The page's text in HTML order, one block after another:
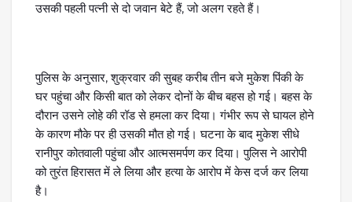
उसकी पहली पत्नी से दो जवान बेटे हैं, जो अलग रहते हैं।
पुलिस के अनुसार, शुक्रवार की सुबह करीब तीन बजे मुकेश पिंकी के
घर पहुंचा और किसी बात को लेकर दोनों के बीच बहस हो गई। बहस के
दौरान उसने लोहे की रॉड से हमला कर दिया। गंभीर रूप से घायल होने
के कारण मौके पर ही उसकी मौत हो गई। घटना के बाद मुकेश सीधे
रानीपुर कोतवाली पहुंचा और आत्मसमर्पण कर दिया। पुलिस ने आरोपी
को तुरंत हिरासत में ले लिया और हत्या के आरोप में केस दर्ज कर लिया
है।